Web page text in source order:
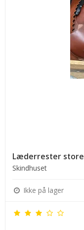
Læderrester store
Skindhuset
Ikke på lager